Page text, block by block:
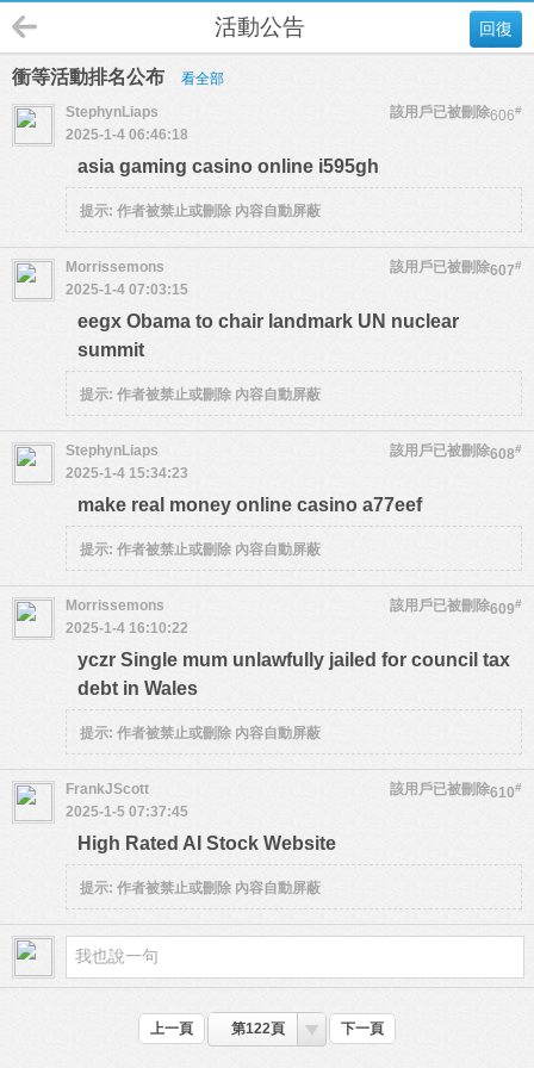
回復
活動公告
衝等活動排名公布 看全部
606#
StephynLiaps
該用戶已被刪除
2025-1-4 06:46:18
asia gaming casino online i595gh
提示: 作者被禁止或刪除 內容自動屏蔽
607#
Morrissemons
該用戶已被刪除
2025-1-4 07:03:15
eegx Obama to chair landmark UN nuclear
summit
提示: 作者被禁止或刪除 內容自動屏蔽
608#
StephynLiaps
該用戶已被刪除
2025-1-4 15:34:23
make real money online casino a77eef
提示: 作者被禁止或刪除 內容自動屏蔽
609#
Morrissemons
該用戶已被刪除
2025-1-4 16:10:22
yczr Single mum unlawfully jailed for council tax
debt in Wales
提示: 作者被禁止或刪除 內容自動屏蔽
610#
FrankJScott
該用戶已被刪除
2025-1-5 07:37:45
High Rated AI Stock Website
提示: 作者被禁止或刪除 內容自動屏蔽
上一頁 第122頁 下一頁